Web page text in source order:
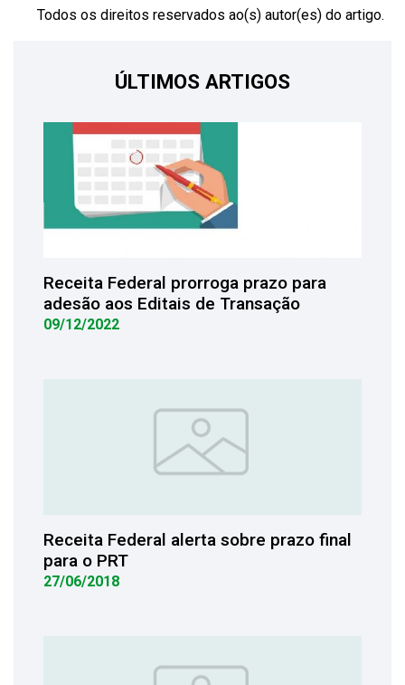
Todos os direitos reservados ao(s) autor(es) do artigo.
ÚLTIMOS ARTIGOS
Receita Federal prorroga prazo para
adesão aos Editais de Transação
09/12/2022
Receita Federal alerta sobre prazo final
para o PRT
27/06/2018